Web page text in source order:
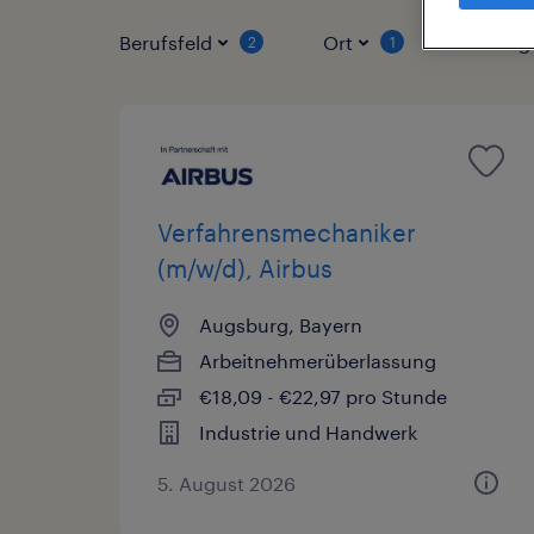
Berufsfeld 2 Ort 1
Verfahrensmechaniker
(m/w/d), Airbus
Augsburg, Bayern
Arbeitnehmerüberlassung
€18,09 - €22,97 pro Stunde
Industrie und Handwerk
5. August 2026